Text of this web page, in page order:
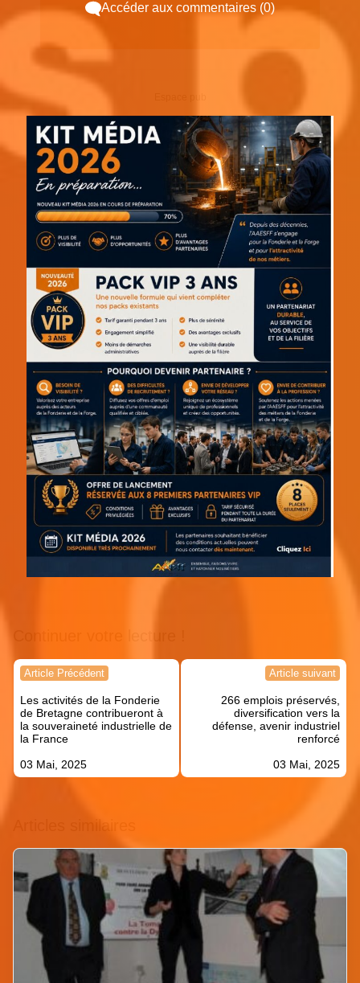
Accéder aux commentaires (0)
Navigation
l’article
Article Précédent
Les activités de la Fonderie
de Bretagne contribueront à
la souveraineté industrielle de
la France
03 Mai, 2025
Article suivant
266 emplois préservés,
diversification vers la
défense, avenir industriel
renforcé
03 Mai, 2025
Articles similaires